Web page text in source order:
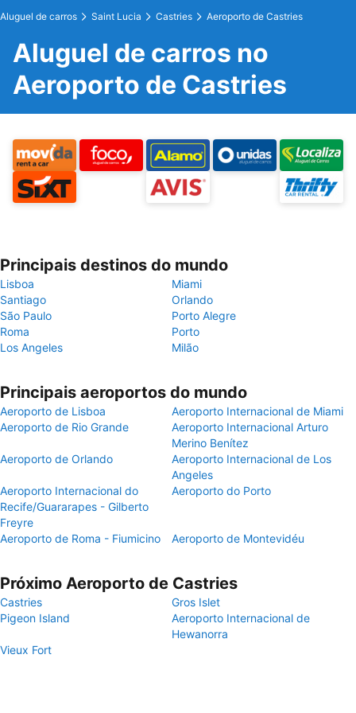
Aluguel de carros Saint Lucia Castries Aeroporto de Castries
Aluguel de carros no
Aeroporto de Castries
Principais destinos do mundo
Lisboa
Miami
Santiago
Orlando
São Paulo
Porto Alegre
Roma
Porto
Los Angeles
Milão
Principais aeroportos do mundo
Aeroporto de Lisboa
Aeroporto Internacional de Miami
Aeroporto de Rio Grande
Aeroporto Internacional Arturo
Merino Benítez
Aeroporto de Orlando
Aeroporto Internacional de Los
Angeles
Aeroporto Internacional do
Recife/Guararapes - Gilberto
Freyre
Aeroporto do Porto
Aeroporto de Roma - Fiumicino Aeroporto de Montevidéu
Próximo Aeroporto de Castries
Castries
Gros Islet
Pigeon Island
Aeroporto Internacional de
Hewanorra
Vieux Fort